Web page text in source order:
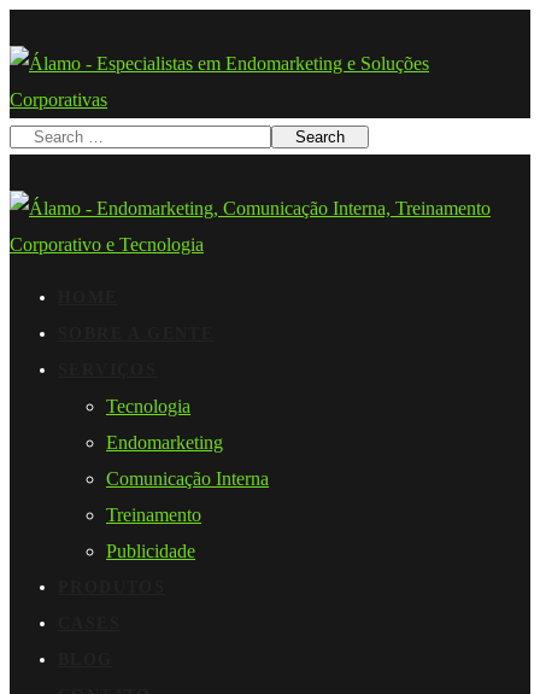
Tecnologia
Endomarketing
Comunicação Interna
Treinamento
Publicidade